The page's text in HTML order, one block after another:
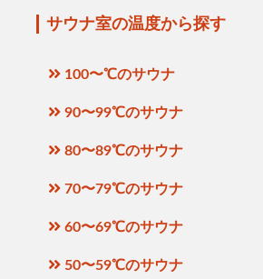
サウナ室の温度から探す
100〜℃のサウナ
90〜99℃のサウナ
80〜89℃のサウナ
70〜79℃のサウナ
60〜69℃のサウナ
50〜59℃のサウナ